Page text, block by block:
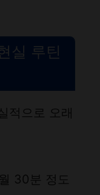
실 루틴
적으로 오래
30분 정도